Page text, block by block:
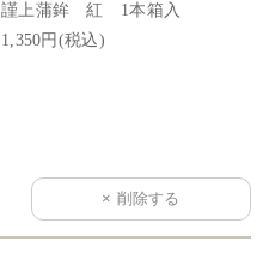
謹上蒲鉾 紅 1本箱入
1,350円(税込)